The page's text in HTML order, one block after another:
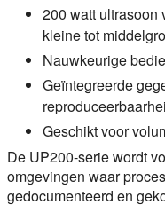
200 watt ultrasoon
kleine tot
Nauwkeurige
Geïntegreerde
Geschikt voor
De UP200-serie wordt
omgevingen waar
gedocumenteerd en